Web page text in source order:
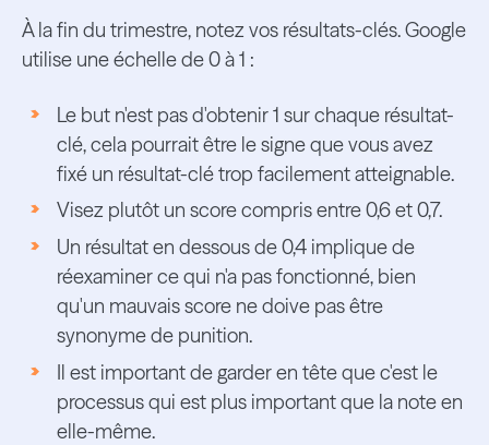
À la fin du trimestre, notez vos résultats-clés. Google
utilise une échelle de 0 à 1 :
Le but n'est pas d'obtenir 1 sur chaque résultat-
clé, cela pourrait être le signe que vous avez
fixé un résultat-clé trop facilement atteignable.
Visez plutôt un score compris entre 0,6 et 0,7.
Un résultat en dessous de 0,4 implique de
réexaminer ce qui n'a pas fonctionné, bien
qu'un mauvais score ne doive pas être
synonyme de punition.
Il est important de garder en tête que c'est le
processus qui est plus important que la note en
elle-même.